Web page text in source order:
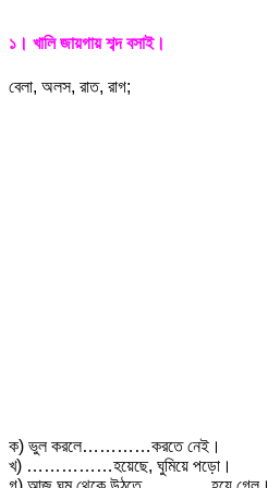
১। খালি জায়গায় শব্দ বসাই।
বেলা, অলস, রাত, রাগ;
ক) ভুল করলে…………করতে নেই।
খ) ……………হয়েছে, ঘুমিয়ে পড়ো।